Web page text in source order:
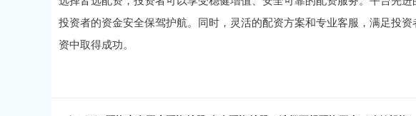
投资者的资金安全保驾护航。同时，灵活的配资方案和专业客服，满足投
资中取得成功。